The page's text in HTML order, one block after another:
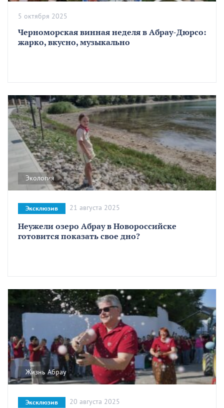
Черноморская винная неделя в Абрау-Дюрсо:
жарко, вкусно, музыкально
5 октября 2025
Экология
Неужели озеро Абрау в Новороссийске
готовится показать свое дно?
Эксклюзив 21 августа 2025
Жизнь Абрау
Эксклюзив 20 августа 2025